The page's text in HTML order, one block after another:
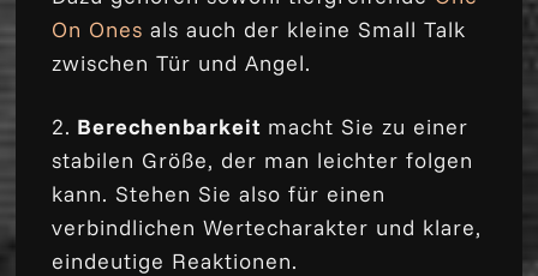
On Ones als auch der kleine Small Talk
zwischen Tür und Angel.
2. Berechenbarkeit macht Sie zu einer
stabilen Größe, der man leichter folgen
kann. Stehen Sie also für einen
verbindlichen Wertecharakter und klare,
eindeutige Reaktionen.